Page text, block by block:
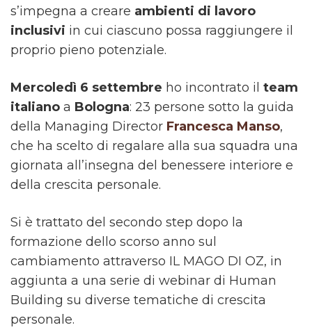
s’impegna a creare ambienti di lavoro
inclusivi in cui ciascuno possa raggiungere il
proprio pieno potenziale.
Mercoledì 6 settembre ho incontrato il team
italiano a Bologna: 23 persone sotto la guida
della Managing Director Francesca Manso,
che ha scelto di regalare alla sua squadra una
giornata all’insegna del benessere interiore e
della crescita personale.
Si è trattato del secondo step dopo la
formazione dello scorso anno sul
cambiamento attraverso IL MAGO DI OZ, in
aggiunta a una serie di webinar di Human
Building su diverse tematiche di crescita
personale.